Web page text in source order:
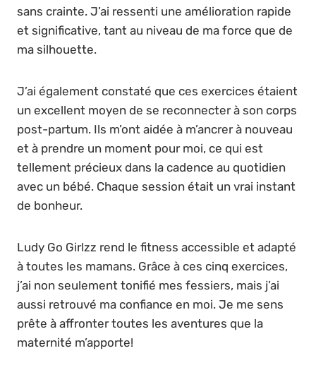
sans crainte. J’ai ressenti une amélioration rapide
et significative, tant au niveau de ma force que de
ma silhouette.
J’ai également constaté que ces exercices étaient
un excellent moyen de se reconnecter à son corps
post-partum. Ils m’ont aidée à m’ancrer à nouveau
et à prendre un moment pour moi, ce qui est
tellement précieux dans la cadence au quotidien
avec un bébé. Chaque session était un vrai instant
de bonheur.
Ludy Go Girlzz rend le fitness accessible et adapté
à toutes les mamans. Grâce à ces cinq exercices,
j’ai non seulement tonifié mes fessiers, mais j’ai
aussi retrouvé ma confiance en moi. Je me sens
prête à affronter toutes les aventures que la
maternité m’apporte!